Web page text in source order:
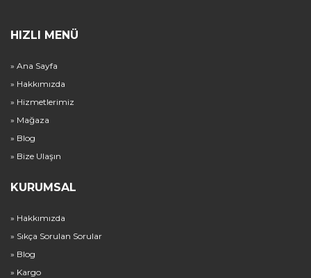
HIZLI MENÜ
» Ana Sayfa
» Hakkımızda
» Hizmetlerimiz
» Mağaza
» Blog
» Bize Ulaşın
KURUMSAL
» Hakkımızda
» Sıkça Sorulan Sorular
» Blog
» Kargo